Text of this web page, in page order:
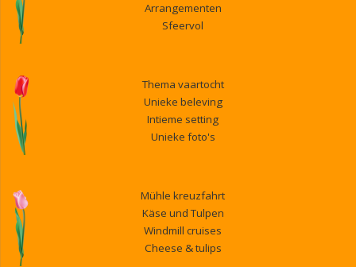
Arrangementen
Sfeervol
Thema vaartocht
Unieke beleving
Intieme setting
Unieke foto's
Mühle kreuzfahrt
Käse und Tulpen
Windmill cruises
Cheese & tulips